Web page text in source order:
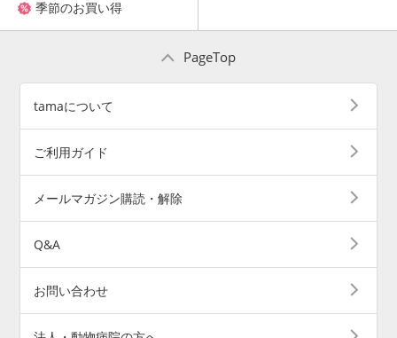
季節のお買い得
PageTop
tamaについて
ご利用ガイド
メールマガジン購読・解除
Q&A
お問い合わせ